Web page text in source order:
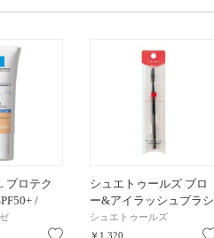
プロテク
/
チュラル /
シュエトゥールズ ブロ
ー&アイラッシュブラシ
シュエトゥールズ
￥1,320